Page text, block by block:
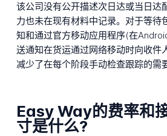
该公司没有公开描述次日达或当日达
力也未在现有材料中记录。对于等待
知和通过官方移动应用程序(在
送通知在货运通过网络移动时向收件
减少了在每个阶段手动检查跟踪的需
Easy Way的费率和
寸是什么?